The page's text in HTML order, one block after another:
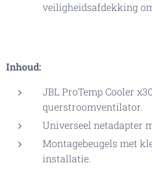
veiligheidsafdekking
Inhoud:
JBL ProTemp Cooler
querstroomventilator.
Universeel netadapter
Montagebeugels met
installatie.